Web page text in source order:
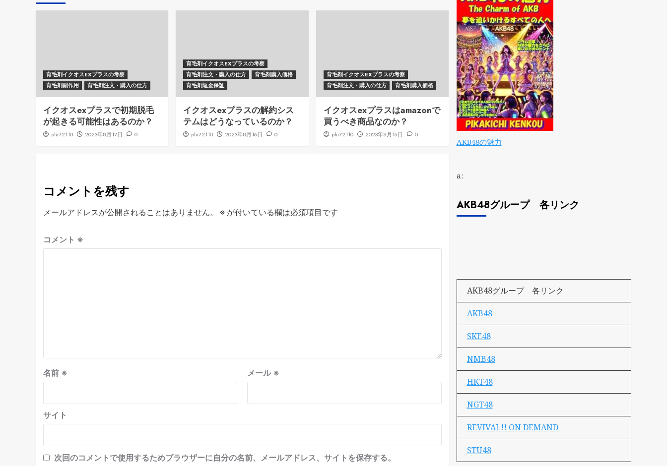
育毛剤イクオスEXプラスの考察
育毛剤副作用
育毛剤注文・購入の仕方
イクオスexプラスで初期脱毛
が起きる可能性はあるのか？
phi72110 2023年8月17日 0
育毛剤イクオスEXプラスの考察
育毛剤注文・購入の仕方
育毛剤購入価格
育毛剤返金保証
イクオスexプラスの解約シス
テムはどうなっているのか？
phi72110 2023年8月16日 0
育毛剤イクオスEXプラスの考察
育毛剤注文・購入の仕方
育毛剤購入価格
イクオスexプラスはamazonで
買うべき商品なのか？
phi72110 2023年8月16日 0
コメントを残す
メールアドレスが公開されることはありません。 ※ が付いている欄は必須項目です
コメント ※
名前 ※ メール※
サイト
次回のコメントで使用するためブラウザーに自分の名前、メールアドレス、サイトを保存する。
AKB48の魅力
a:
AKB48グループ 各リンク
AKB48グループ 各リンク
AKB48
SKE48
NMB48
HKT48
NGT48
REVIVAL!! ON DEMAND
STU48